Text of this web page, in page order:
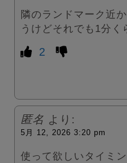
隣のランドマーク近
うけどそれでも1分く
2
匿名 より:
5月 12, 2026 3:20 pm
使って欲しいタイミ